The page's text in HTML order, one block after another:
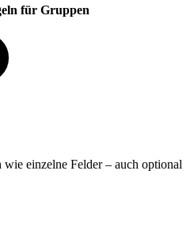
für Gruppen
einzelne Felder – auch optional